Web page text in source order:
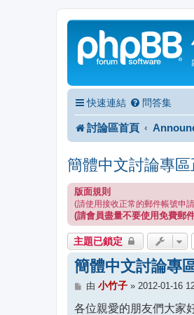
快速連結 問答集
討論區首頁
簡體中文討論專
版面規則
(請使用接收正常的郵件帳號申
(請會員盡量不要使用免費郵
主題已鎖定
簡體中文討論專
文
由 小竹子» 2012-01-16
各位親愛的朋友們大家